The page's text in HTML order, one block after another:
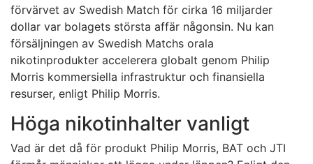
förvärvet av Swedish Match för cirka 16 miljarder
dollar var bolagets största affär någonsin. Nu kan
försäljningen av Swedish Matchs orala
nikotinprodukter accelerera globalt genom Philip
Morris kommersiella infrastruktur och finansiella
resurser, enligt Philip Morris.
Höga nikotinhalter vanligt
Vad är det då för produkt Philip Morris, BAT och JTI